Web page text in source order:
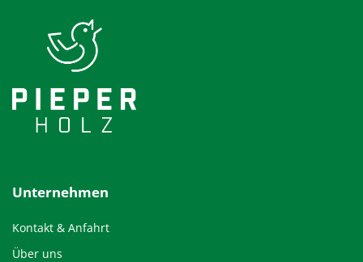
Unternehmen
Kontakt & Anfahrt
Über uns